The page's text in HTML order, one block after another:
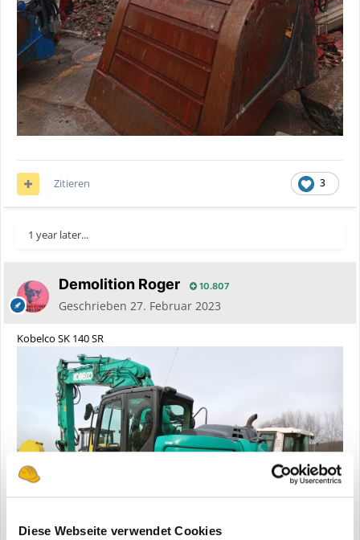
Diese Webseite verwendet Cookies
3
Zitieren
1 year later...
Demolition Roger 10.807
Geschrieben 27. Februar 2023
Kobelco SK 140 SR